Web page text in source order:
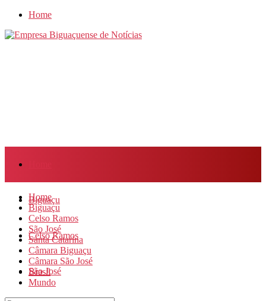
Home
Biguaçu
Celso Ramos
São José
Home
Biguaçu
Celso Ramos
São José
Santa Catarina
Câmara Biguaçu
Câmara São José
Brasil
Mundo